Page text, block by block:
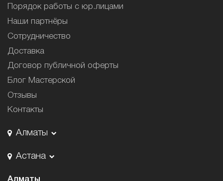
Порядок работы с юр.лицами
Наши партнёры
Сотрудничество
Доставка
Договор публичной оферты
Блог Мастерской
Отзывы
Контакты
Алматы
Астана
Алматы